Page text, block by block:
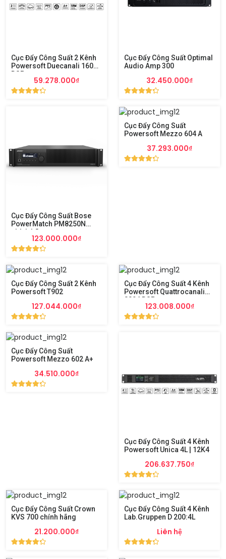
Cục Đẩy Công Suất 2 Kênh
Powersoft Duecanali 1604
DSP+
59.278.000₫
Cục Đẩy Công Suất Optimal
Audio Amp 300
32.450.000₫
Cục Đẩy Công Suất Bose
PowerMatch PM8250N
chính hãng
123.000.000₫
Cục Đẩy Công Suất
Powersoft Mezzo 604 A
37.293.000₫
Cục Đẩy Công Suất 2 Kênh
Powersoft T902
127.044.000₫
Cục Đẩy Công Suất 4 Kênh
Powersoft Quattrocanali
8804 DSP+
123.008.000₫
Cục Đẩy Công Suất
Powersoft Mezzo 602 A+
34.510.000₫
Cục Đẩy Công Suất 4 Kênh
Powersoft Unica 4L | 12K4
206.637.750₫
Cục Đẩy Công Suất Crown
KVS 700 chính hãng
21.200.000₫
Cục Đẩy Công Suất 4 Kênh
Lab.Gruppen D 200:4L
Liên hệ